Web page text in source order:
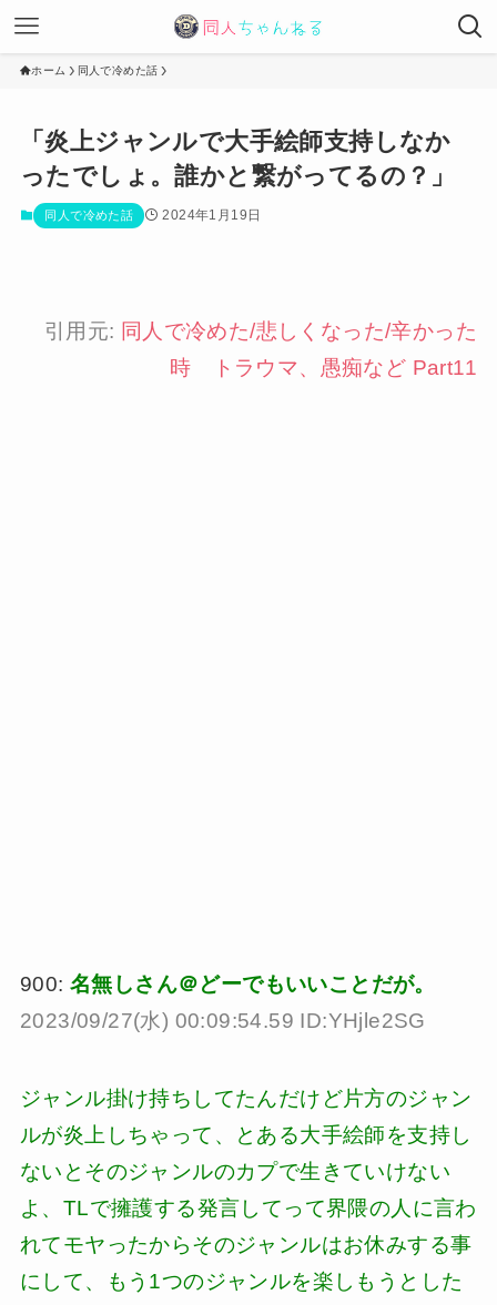
ホーム 同人で冷めた話
「炎上ジャンルで大手絵師支持しなか
ったでしょ。誰かと繋がってるの？」
同人で冷めた話 2024年1月19日
引用元: 同人で冷めた/悲しくなった/辛かった
時 トラウマ、愚痴など Part11
900: 名無しさん＠どーでもいいことだが。
2023/09/27(水) 00:09:54.59 ID:YHjle2SG
ジャンル掛け持ちしてたんだけど片方のジャン
ルが炎上しちゃって、とある大手絵師を支持し
ないとそのジャンルのカプで生きていけない
よ、TLで擁護する発言してって界隈の人に言わ
れてモヤったからそのジャンルはお休みする事
にして、もう1つのジャンルを楽しもうとした